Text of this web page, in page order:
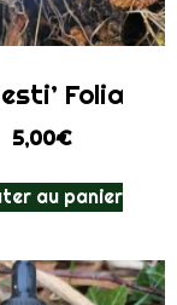
Folia
5,00€
au panier